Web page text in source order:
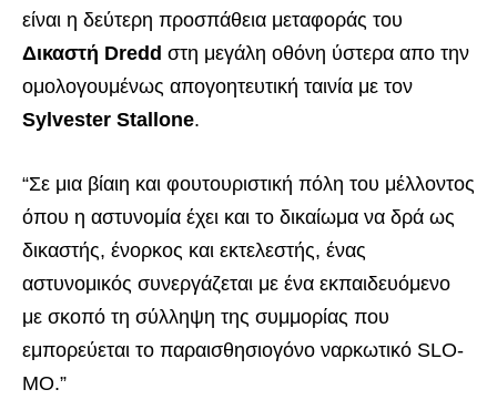
είναι η δεύτερη προσπάθεια μεταφοράς του
Δικαστή Dredd στη μεγάλη οθόνη ύστερα απο την
ομολογουμένως απογοητευτική ταινία με τον
Sylvester Stallone.
“Σε μια βίαιη και φουτουριστική πόλη του μέλλοντος
όπου η αστυνομία έχει και το δικαίωμα να δρά ως
δικαστής, ένορκος και εκτελεστής, ένας
αστυνομικός συνεργάζεται με ένα εκπαιδευόμενο
με σκοπό τη σύλληψη της συμμορίας που
εμπορεύεται το παραισθησιογόνο ναρκωτικό SLO-
MO.”